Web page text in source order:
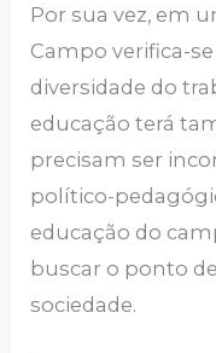
Por sua vez, em
Campo verifica-
diversidade do
educação terá
precisam ser
político-
educação do
buscar o ponto
sociedade.